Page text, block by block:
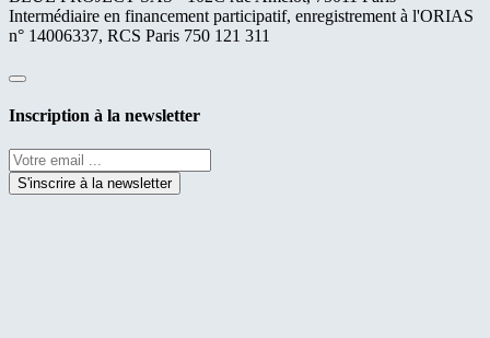
Intermédiaire en financement participatif, enregistrement à l'ORIAS
n° 14006337, RCS Paris 750 121 311
Fermer
Inscription à la newsletter